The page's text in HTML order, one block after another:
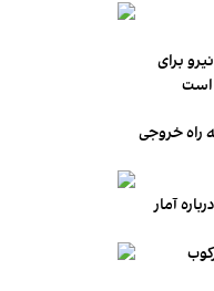
برای
است
راه خروجی
آمار